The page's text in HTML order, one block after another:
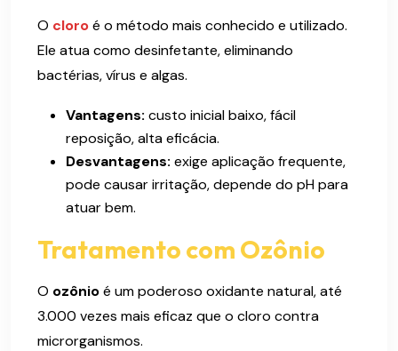
O cloroé o método mais conhecido e utilizado.
Ele atua como desinfetante, eliminando
bactérias, vírus e algas.
Vantagens: custo inicial baixo, fácil
reposição, alta eficácia.
Desvantagens: exige aplicação frequente,
pode causar irritação, depende do pH para
atuar bem.
Tratamento com Ozônio
O ozônioé um poderoso oxidante natural, até
3.000 vezes mais eficaz que o cloro contra
microrganismos.